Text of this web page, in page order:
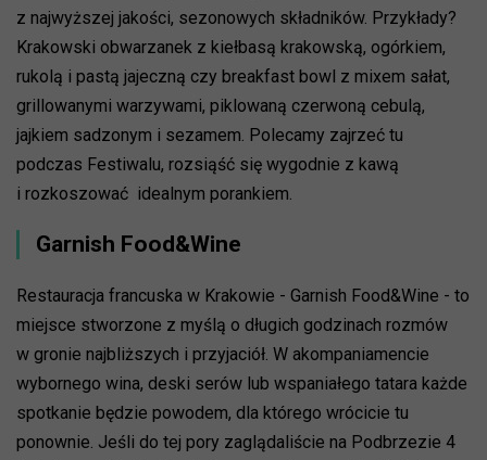
z najwyższej jakości, sezonowych składników. Przykłady?
Krakowski obwarzanek z kiełbasą krakowską, ogórkiem,
rukolą i pastą jajeczną czy breakfast bowl z mixem sałat,
grillowanymi warzywami, piklowaną czerwoną cebulą,
jajkiem sadzonym i sezamem. Polecamy zajrzeć tu
podczas Festiwalu, rozsiąść się wygodnie z kawą
i rozkoszować idealnym porankiem.
Garnish Food&Wine
Restauracja francuska w Krakowie - Garnish Food&Wine - to
miejsce stworzone z myślą o długich godzinach rozmów
w gronie najbliższych i przyjaciół. W akompaniamencie
wybornego wina, deski serów lub wspaniałego tatara każde
spotkanie będzie powodem, dla którego wrócicie tu
ponownie. Jeśli do tej pory zaglądaliście na Podbrzezie 4